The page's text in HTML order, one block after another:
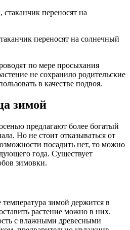
переносят на солнечный
по мере просыхания
не сохранило родительские
в качестве подвоя.
зимой
предлагают более богатый
Но не стоит отказываться от
посадить нет, то можно
года. Существует
зимовки.
зимой держится в
растение можно в них.
с влажными древесными